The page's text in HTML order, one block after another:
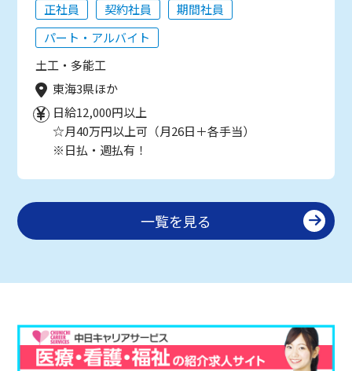
正社員 契約社員
期間社員
パート・アルバイト
土工・多能工
東海3県ほか
日給12,000円以上
☆月40万円以上可（月26日＋各手当）
※日払・週払有！
一覧を見る